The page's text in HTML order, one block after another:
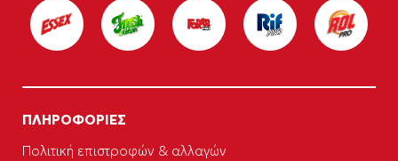
ΠΛΗΡΟΦΟΡΙΕΣ
Πολιτική επιστροφών & αλλαγών